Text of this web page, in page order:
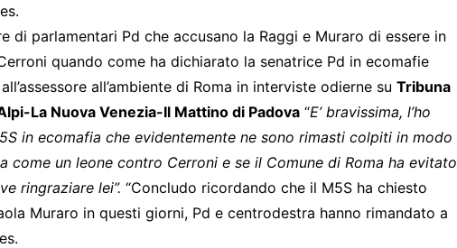
di parlamentari Pd che accusano la Raggi e Muraro di essere in
quando come ha dichiarato la senatrice Pd in ecomafie
all’ambiente di Roma in interviste odierne su Tribuna
La Nuova Venezia-Il Mattino di Padova “E’ bravissima, l’ho
in ecomafia che evidentemente ne sono rimasti colpiti in modo
come un leone contro Cerroni e se il Comune di Roma ha evitato
ringraziare lei”. “Concludo ricordando che il M5S ha chiesto
Muraro in questi giorni, Pd e centrodestra hanno rimandato a